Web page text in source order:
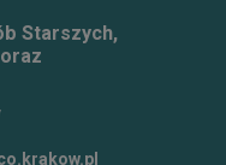
Starszych,